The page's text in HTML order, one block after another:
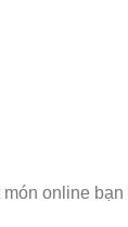
online bạn